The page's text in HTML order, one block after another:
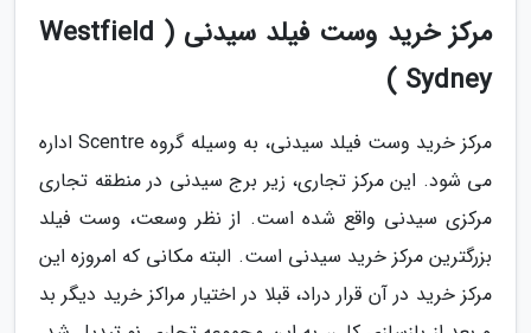
مرکز خرید وست فیلد سیدنی ( Westfield
Sydney )
مرکز خرید وست فیلد سیدنی، به وسیله گروه Scentre اداره
می شود. این مرکز تجاری، زیر برج سیدنی در منطقه تجاری
مرکزی سیدنی واقع شده است. از نظر وسعت، وست فیلد
بزرگترین مرکز خرید سیدنی است. البته مکانی که امروزه این
مرکز خرید در آن قرار دراد، قبلا در اختیار مراکز خرید دیگر بد